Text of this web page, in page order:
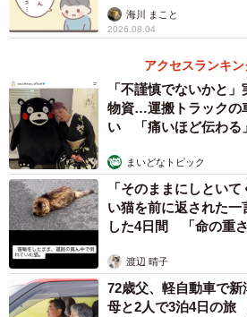
【漫画】
海川 まこと
2026.08.04
アクセスランキン
「不謹慎でないかと
物資…運搬トラックの
い 「痛いほど伝わる
まいどなトピック
「そのままにしとい
い猫を前に返された
した4日間 「命の重
渡辺 晴子
72歳父、軽自動車で
母と2人で3泊4日の旅